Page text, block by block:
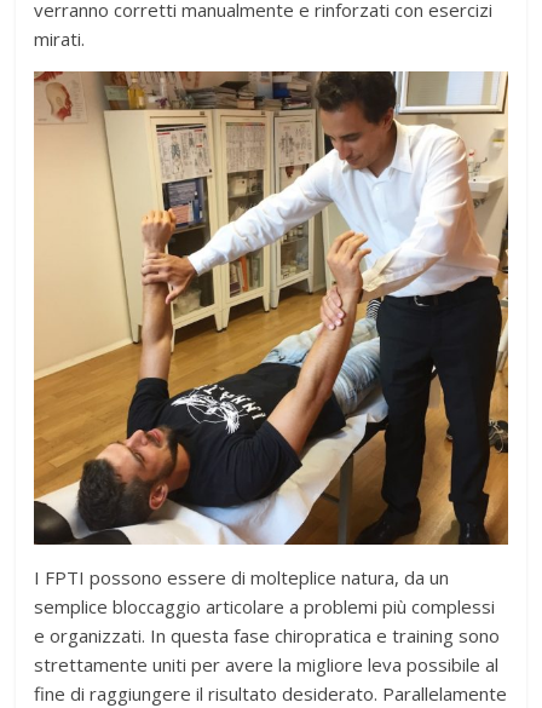
verranno corretti manualmente e rinforzati con esercizi
mirati.
I FPTI possono essere di molteplice natura, da un
semplice bloccaggio articolare a problemi più complessi
e organizzati. In questa fase chiropratica e training sono
strettamente uniti per avere la migliore leva possibile al
fine di raggiungere il risultato desiderato. Parallelamente